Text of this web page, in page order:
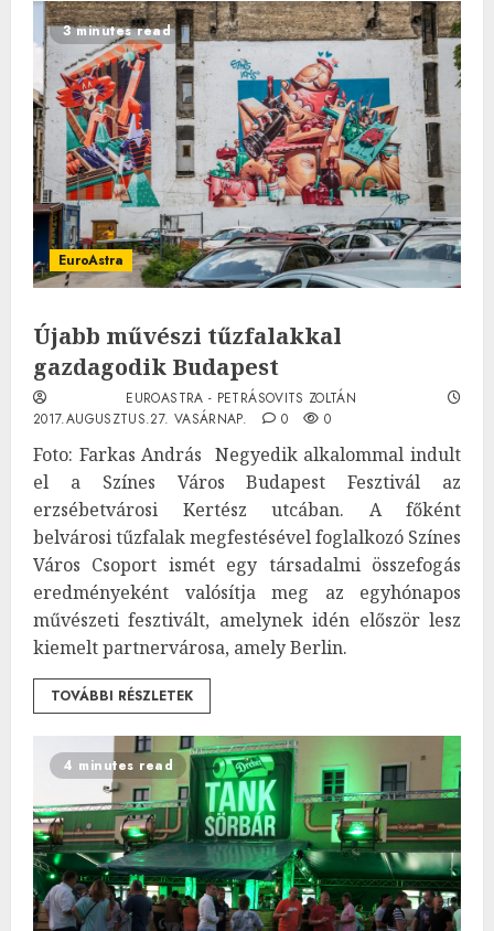
3 minutes read
EuroAstra
Újabb művészi tűzfalakkal
gazdagodik Budapest
EUROASTRA - PETRÁSOVITS ZOLTÁN
2017.AUGUSZTUS.27. VASÁRNAP.
0 0
Foto: Farkas András Negyedik alkalommal indult
el a Színes Város Budapest Fesztivál az
erzsébetvárosi Kertész utcában. A főként
belvárosi tűzfalak megfestésével foglalkozó Színes
Város Csoport ismét egy társadalmi összefogás
eredményeként valósítja meg az egyhónapos
művészeti fesztivált, amelynek idén először lesz
kiemelt partnervárosa, amely Berlin.
TOVÁBBI RÉSZLETEK
4 minutes read